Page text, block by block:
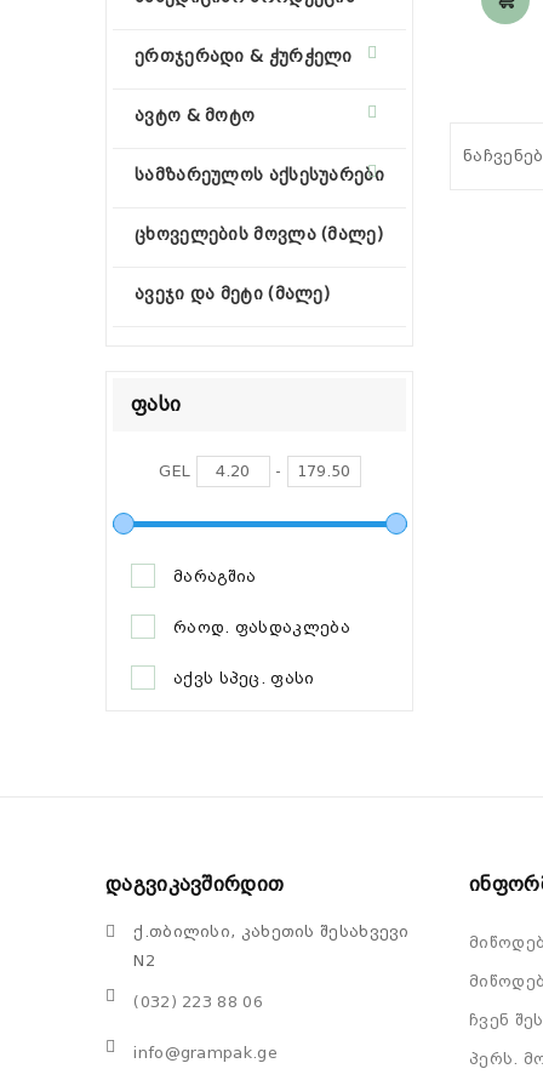
ერთჯერადი & ჭურჭელი
ავტო & მოტო
სამზარეულოს აქსესუარები
ცხოველების მოვლა (მალე)
ავეჯი და მეტი (მალე)
Ფასი
GEL -
მარაგშია
რაოდ. ფასდაკლება
აქვს სპეც. ფასი
Დაგვიკავშირდით
ქ.თბილისი, კახეთის შესახვევი
N2
(032) 223 88 06
info@grampak.ge
ჩვენ
პერს.